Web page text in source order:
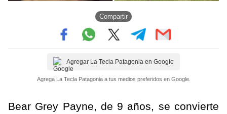
Compartir
Agregar La Tecla Patagonia en Google
Agrega La Tecla Patagonia a tus medios preferidos en Google.
Bear Grey Payne, de 9 años, se convierte